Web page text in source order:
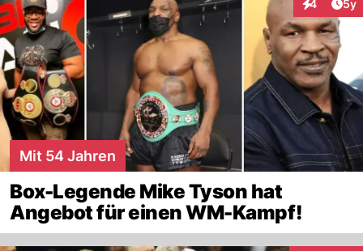
4 5y
Mit 54 Jahren
Box-Legende Mike Tyson hat
Angebot für einen WM-Kampf!